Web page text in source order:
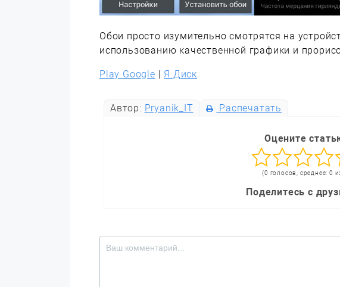
Обои просто изумительно смотрятся на
использованию качественной графики и
Play Google | Я.Диск
Автор: Pryanik_IT Распечатать
Оцените
(0 голосов, среднее: 0
Поделитесь с